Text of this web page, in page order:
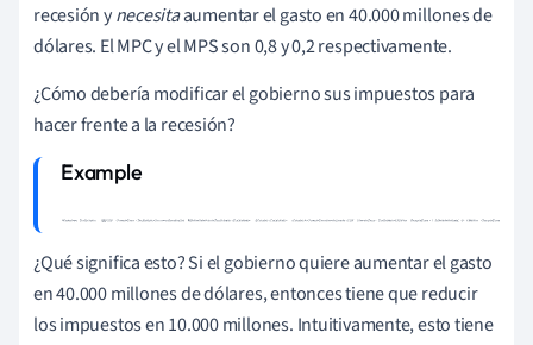
recesión ynecesitaaumentar el gasto en 40.000 millones de
dólares. El MPC y el MPS son 0,8 y 0,2 respectivamente.
¿Cómo debería modificar el gobierno sus impuestos para
hacer frente a la recesión?
tSpendingGoal= $40billionSubstituteforTaxMult iplier:Ta
xMultiplier=–.8.2Calculate:TaxMultiplier=–
4CalculateforChangeinTaxesfr omtheformula:GDP=Chan
¿Qué significa esto? Si el gobierno quiere aumentar el gasto
en 40.000 millones de dólares, entonces tiene que reducir
los impuestos en 10.000 millones. Intuitivamente, esto tiene